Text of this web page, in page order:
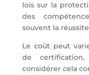
lois sur la
des
souvent la
Le coût peut
de
considérer cela